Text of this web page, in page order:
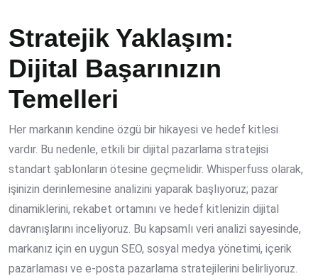
Stratejik Yaklaşım:
Dijital Başarınızın
Temelleri
Her markanın kendine özgü bir hikayesi ve hedef kitlesi
vardır. Bu nedenle, etkili bir dijital pazarlama stratejisi
standart şablonların ötesine geçmelidir. Whisperfuss olarak,
işinizin derinlemesine analizini yaparak başlıyoruz; pazar
dinamiklerini, rekabet ortamını ve hedef kitlenizin dijital
davranışlarını inceliyoruz. Bu kapsamlı veri analizi sayesinde,
markanız için en uygun SEO, sosyal medya yönetimi, içerik
pazarlaması ve e-posta pazarlama stratejilerini belirliyoruz.